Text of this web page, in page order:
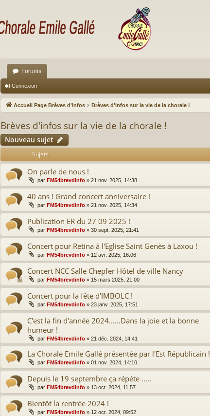
Forums
Connexion
Accueil Page Brèves d'infos Brèves d'infos sur la vie de la chorale !
Brèves d'infos sur la vie de la chorale !
Nouveau sujet
Sujets
On parle de nous !
par FM54brevdinfo » 21 nov. 2025, 14:38
40 ans ! Grand concert anniversaire !
par FM54brevdinfo » 21 nov. 2025, 14:34
Publication ER du 27 09 2025 !
par FM54brevdinfo » 30 sept. 2025, 21:41
Concert pour Retina à l'Eglise Saint Genès à Laxou !
par FM54brevdinfo » 12 avr. 2025, 16:06
Concert NCC Salle Chepfer Hôtel de ville Nancy
par FM54brevdinfo » 15 mars 2025, 21:00
Concert pour la fête d'IMBOLC !
par FM54brevdinfo » 23 janv. 2025, 17:51
C'est la fin d'année 2024......Dans la joie et la bonne
humeur !
par FM54brevdinfo » 21 déc. 2024, 14:41
La Chorale Emile Gallé présentée par l'Est Républicain !
par FM54brevdinfo » 01 nov. 2024, 14:10
Depuis le 19 septembre ça répéte .....
par FM54brevdinfo » 13 oct. 2024, 11:57
Bientôt la rentrée 2024 !
par FM54brevdinfo » 12 oct. 2024, 09:52